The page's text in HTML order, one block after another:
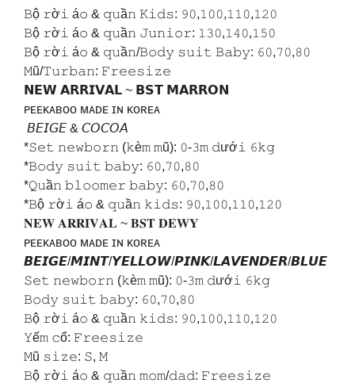
𝙱ộ 𝚛ờ𝚒 á𝚘 & 𝚚𝚞ầ𝚗 𝙺𝚒𝚍𝚜: 𝟿𝟶,𝟷𝟶𝟶,𝟷𝟷𝟶,𝟷𝟸𝟶
𝙱ộ 𝚛ờ𝚒 á𝚘 & 𝚚𝚞ầ𝚗 𝙹𝚞𝚗𝚒𝚘𝚛: 𝟷𝟹𝟶,𝟷𝟺𝟶,𝟷𝟻𝟶
𝙱ộ 𝚛ờ𝚒 á𝚘 & 𝚚𝚞ầ𝚗/𝙱𝚘𝚍𝚢 𝚜𝚞𝚒𝚝 𝙱𝚊𝚋𝚢: 𝟼𝟶,𝟽𝟶,𝟾𝟶
𝙼ũ/𝚃𝚞𝚛𝚋𝚊𝚗: 𝙵𝚛𝚎𝚎𝚜𝚒𝚣𝚎
𝗡𝗘𝗪 𝗔𝗥𝗥𝗜𝗩𝗔𝗟 ~ 𝗕𝗦𝗧 𝗠𝗔𝗥𝗥𝗢𝗡
ᴘᴇᴇᴋᴀʙᴏᴏ ᴍᴀᴅᴇ ɪɴ ᴋᴏʀᴇᴀ
𝘉𝘌𝘐𝘎𝘌 & 𝘊𝘖𝘊𝘖𝘈
*𝚂𝚎𝚝 𝚗𝚎𝚠𝚋𝚘𝚛𝚗 (𝚔è𝚖 𝚖ũ): 𝟶-𝟹𝚖 𝚍ướ𝚒 𝟼𝚔𝚐
*𝙱𝚘𝚍𝚢 𝚜𝚞𝚒𝚝 𝚋𝚊𝚋𝚢: 𝟼𝟶,𝟽𝟶,𝟾𝟶
*𝚀𝚞ầ𝚗 𝚋𝚕𝚘𝚘𝚖𝚎𝚛 𝚋𝚊𝚋𝚢: 𝟼𝟶,𝟽𝟶,𝟾𝟶
*𝙱ộ 𝚛ờ𝚒 á𝚘 & 𝚚𝚞ầ𝚗 𝚔𝚒𝚍𝚜: 𝟿𝟶,𝟷𝟶𝟶,𝟷𝟷𝟶,𝟷𝟸𝟶
𝐍𝐄𝐖 𝐀𝐑𝐑𝐈𝐕𝐀𝐋 ~ 𝐁𝐒𝐓 𝐃𝐄𝐖𝐘
ᴘᴇᴇᴋᴀʙᴏᴏ ᴍᴀᴅᴇ ɪɴ ᴋᴏʀᴇᴀ
𝘽𝙀𝙄𝙂𝙀/𝙈𝙄𝙉𝙏/𝙔𝙀𝙇𝙇𝙊𝙒/𝙋𝙄𝙉𝙆/𝙇𝘼𝙑𝙀𝙉𝘿𝙀𝙍/𝘽𝙇𝙐𝙀
𝚂𝚎𝚝 𝚗𝚎𝚠𝚋𝚘𝚛𝚗 (𝚔è𝚖 𝚖ũ): 𝟶-𝟹𝚖 𝚍ướ𝚒 𝟼𝚔𝚐
𝙱𝚘𝚍𝚢 𝚜𝚞𝚒𝚝 𝚋𝚊𝚋𝚢: 𝟼𝟶,𝟽𝟶,𝟾𝟶
𝙱ộ 𝚛ờ𝚒 á𝚘 & 𝚚𝚞ầ𝚗 𝚔𝚒𝚍𝚜: 𝟿𝟶,𝟷𝟶𝟶,𝟷𝟷𝟶,𝟷𝟸𝟶
𝚈ế𝚖 𝚌ổ: 𝙵𝚛𝚎𝚎𝚜𝚒𝚣𝚎
𝙼ũ 𝚜𝚒𝚣𝚎: 𝚂, 𝙼
𝙱ộ 𝚛ờ𝚒 á𝚘 & 𝚚𝚞ầ𝚗 𝚖𝚘𝚖/𝚍𝚊𝚍: 𝙵𝚛𝚎𝚎𝚜𝚒𝚣𝚎